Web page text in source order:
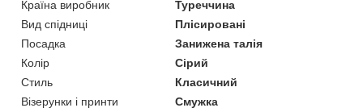
Країна виробник
Туреччина
Вид спідниці
Плісировані
Посадка
Занижена талія
Колір
Сірий
Стиль
Класичний
Візерунки і принти
Смужка